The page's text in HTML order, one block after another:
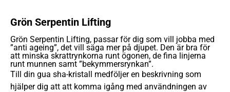
Grön Serpentin Lifting
Grön Serpentin Lifting, passar för dig som vill jobba med
”anti ageing”, det vill säga mer på djupet. Den är bra för
att minska skrattrynkorna runt ögonen, de fina linjerna
runt munnen samt ”bekymmersrynkan”.
Till din gua sha-kristall medföljer en beskrivning som
hjälper dig att att komma igång med användningen av